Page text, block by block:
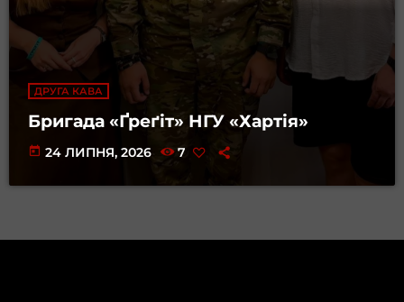
ДРУГА КАВА
Бригада «Ґреґіт» НГУ «Хартія»
today 24 ЛИПНЯ, 2026 7